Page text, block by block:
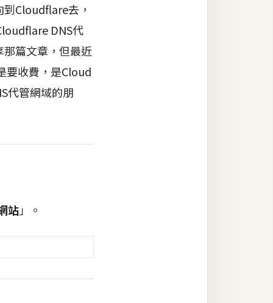
Cloudflare去，
DNS代
篇文章，但最近
要收費，是Cloud
代管網域的朋
站」。